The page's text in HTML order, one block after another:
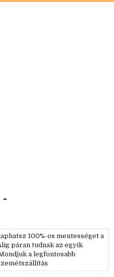
-
100%-os mentességet a
páran tudnak az egyik
a legfontosabb